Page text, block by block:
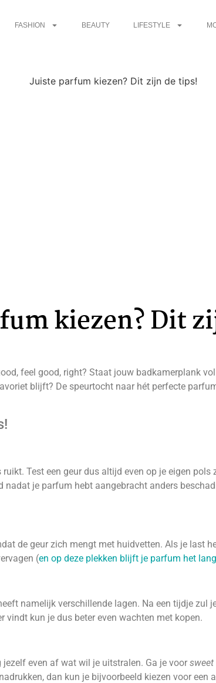
FASHION BEAUTY LIFESTYLE
kiezen? Dit
feel good, right? Staat jouw badkamerplank
blijft? De speurtocht naar hét perfecte
Test een geur dus altijd even op je eigen
je parfum hebt aangebracht anders
de geur zich mengt met huidvetten. Als je last
(en op deze plekken blijft je parfum het
namelijk verschillende lagen. Na een tijdje zul
vindt kun je dus beter even wachten met kopen.
even af wat wil je uitstralen. Ga je voor sweet
dan kun je bijvoorbeeld kiezen voor een